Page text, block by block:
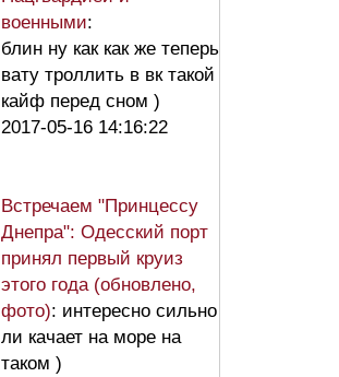
военными:
блин ну как как же теперь
вату троллить в вк такой
кайф перед сном )
2017-05-16 14:16:22
Встречаем "Принцессу
Днепра": Одесский порт
принял первый круиз
этого года (обновлено,
фото): интересно сильно
ли качает на море на
таком )